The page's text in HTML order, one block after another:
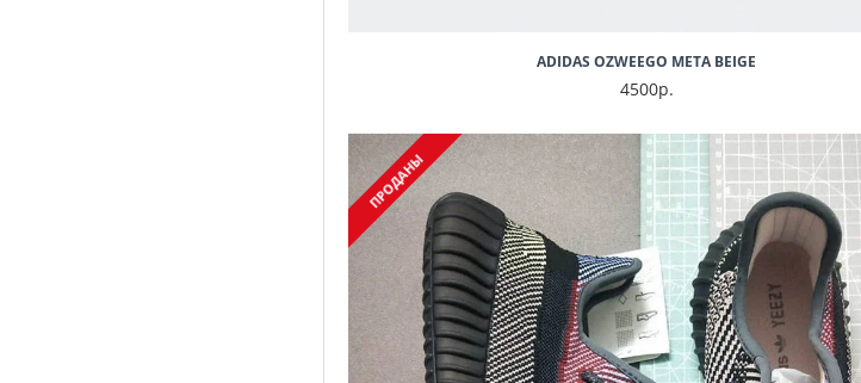
ADIDAS OZWEEGO META BEIGE
4500р.
ПРОДАНЫ